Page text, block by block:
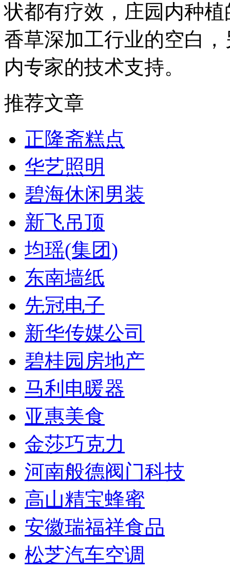
状都有疗效，庄园内种
香草深加工行业的空白
内专家的技术支持。
推荐文章
正隆斋糕点
华艺照明
碧海休闲男装
新飞吊顶
均瑶(集团)
东南墙纸
先冠电子
新华传媒公司
碧桂园房地产
马利电暖器
亚惠美食
金莎巧克力
河南般德阀门科技
高山精宝蜂蜜
安徽瑞福祥食品
松芝汽车空调